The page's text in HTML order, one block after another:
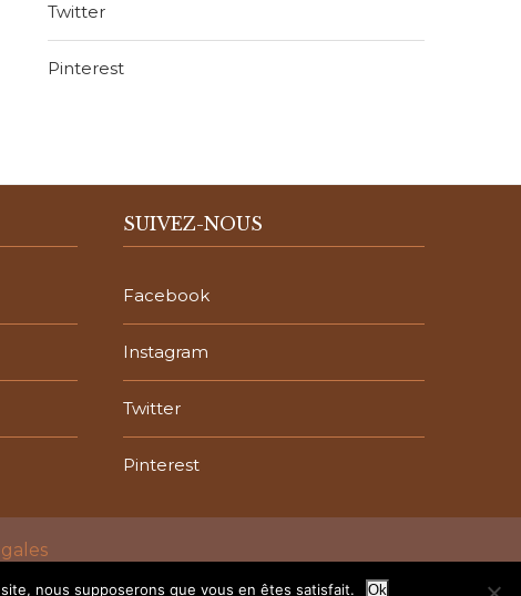
Twitter
Pinterest
SUIVEZ-NOUS
Facebook
Instagram
Twitter
Pinterest
nous supposerons que vous en êtes satisfait. Ok